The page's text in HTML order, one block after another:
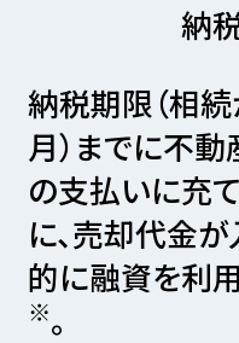
納
納税期限（相
月）までに不
の支払いに充
に、売却代金が
的に融資を利
※。